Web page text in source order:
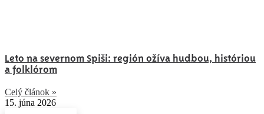
Leto na severnom Spiši: región ožíva hudbou, históriou
a folklórom
Celý článok »
15. júna 2026